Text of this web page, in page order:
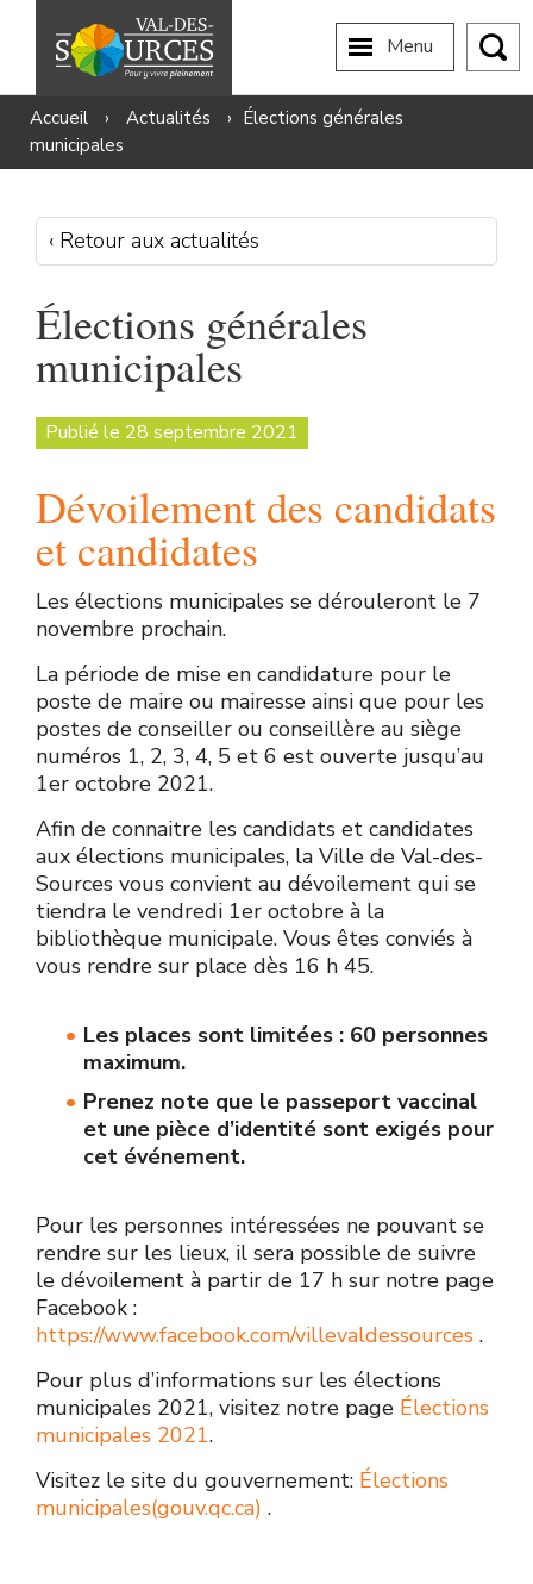
Menu
Accueil › Actualités › Élections générales
municipales
‹ Retour aux actualités
Élections générales
municipales
Publié le 28 septembre 2021
Dévoilement des candidats
et candidates
Les élections municipales se dérouleront le 7
novembre prochain.
La période de mise en candidature pour le
poste de maire ou mairesse ainsi que pour les
postes de conseiller ou conseillère au siège
numéros 1, 2, 3, 4, 5 et 6 est ouverte jusqu’au
1er octobre 2021.
Afin de connaitre les candidats et candidates
aux élections municipales, la Ville de Val-des-
Sources vous convient au dévoilement qui se
tiendra le vendredi 1er octobre à la
bibliothèque municipale. Vous êtes conviés à
vous rendre sur place dès 16 h 45.
Les places sont limitées : 60 personnes
maximum.
Prenez note que le passeport vaccinal
et une pièce d’identité sont exigés pour
cet événement.
Pour les personnes intéressées ne pouvant se
rendre sur les lieux, il sera possible de suivre
le dévoilement à partir de 17 h sur notre page
Facebook :
https://www.facebook.com/villevaldessources .
Pour plus d’informations sur les élections
municipales 2021, visitez notre page Élections
municipales 2021.
Visitez le site du gouvernement: Élections
municipales(gouv.qc.ca) .